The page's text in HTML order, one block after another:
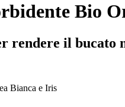
Bio
rendere il bucato
Bianca e Iris